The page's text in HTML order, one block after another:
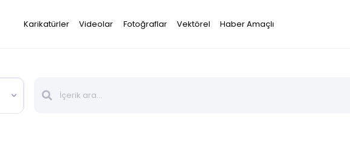
Karikatürler Videolar Fotoğraflar Vektörel Haber Amaçlı